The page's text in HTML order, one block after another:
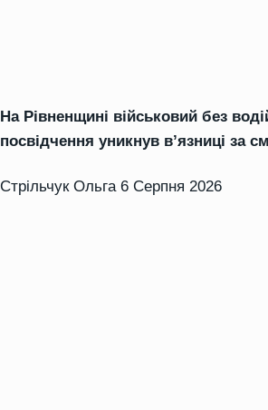
На Рівненщині військовий без
посвідчення уникнув в’язниці за
Стрільчук Ольга 6 Серпня 2026